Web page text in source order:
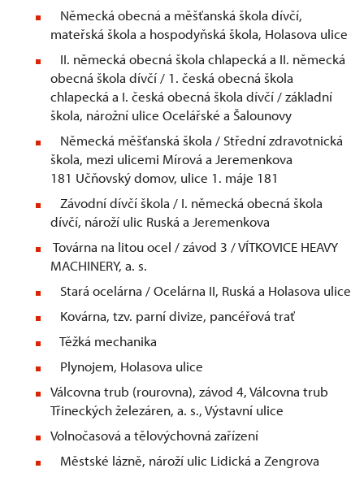
Německá obecná a měšťanská škola dívčí,
mateřská škola a hospodyňská škola, Holasova ulice
II. německá obecná škola chlapecká a II. německá
obecná škola dívčí / 1. česká obecná škola
chlapecká a I. česká obecná škola dívčí / základní
škola, nárožní ulice Ocelářské a Šalounovy
Německá měšťanská škola / Střední zdravotnická
škola, mezi ulicemi Mírová a Jeremenkova
181 Učňovský domov, ulice 1. máje 181
Závodní dívčí škola / I. německá obecná škola
dívčí, nároží ulic Ruská a Jeremenkova
Továrna na litou ocel / závod 3 / VÍTKOVICE HEAVY
MACHINERY, a. s.
Stará ocelárna / Ocelárna II, Ruská a Holasova ulice
Kovárna, tzv. parní divize, pancéřová trať
Těžká mechanika
Plynojem, Holasova ulice
Válcovna trub (rourovna), závod 4, Válcovna trub
Třineckých železáren, a. s., Výstavní ulice
Volnočasová a tělovýchovná zařízení
Městské lázně, nároží ulic Lidická a Zengrova